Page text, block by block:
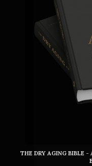
THE DRY AGING BIBLE -